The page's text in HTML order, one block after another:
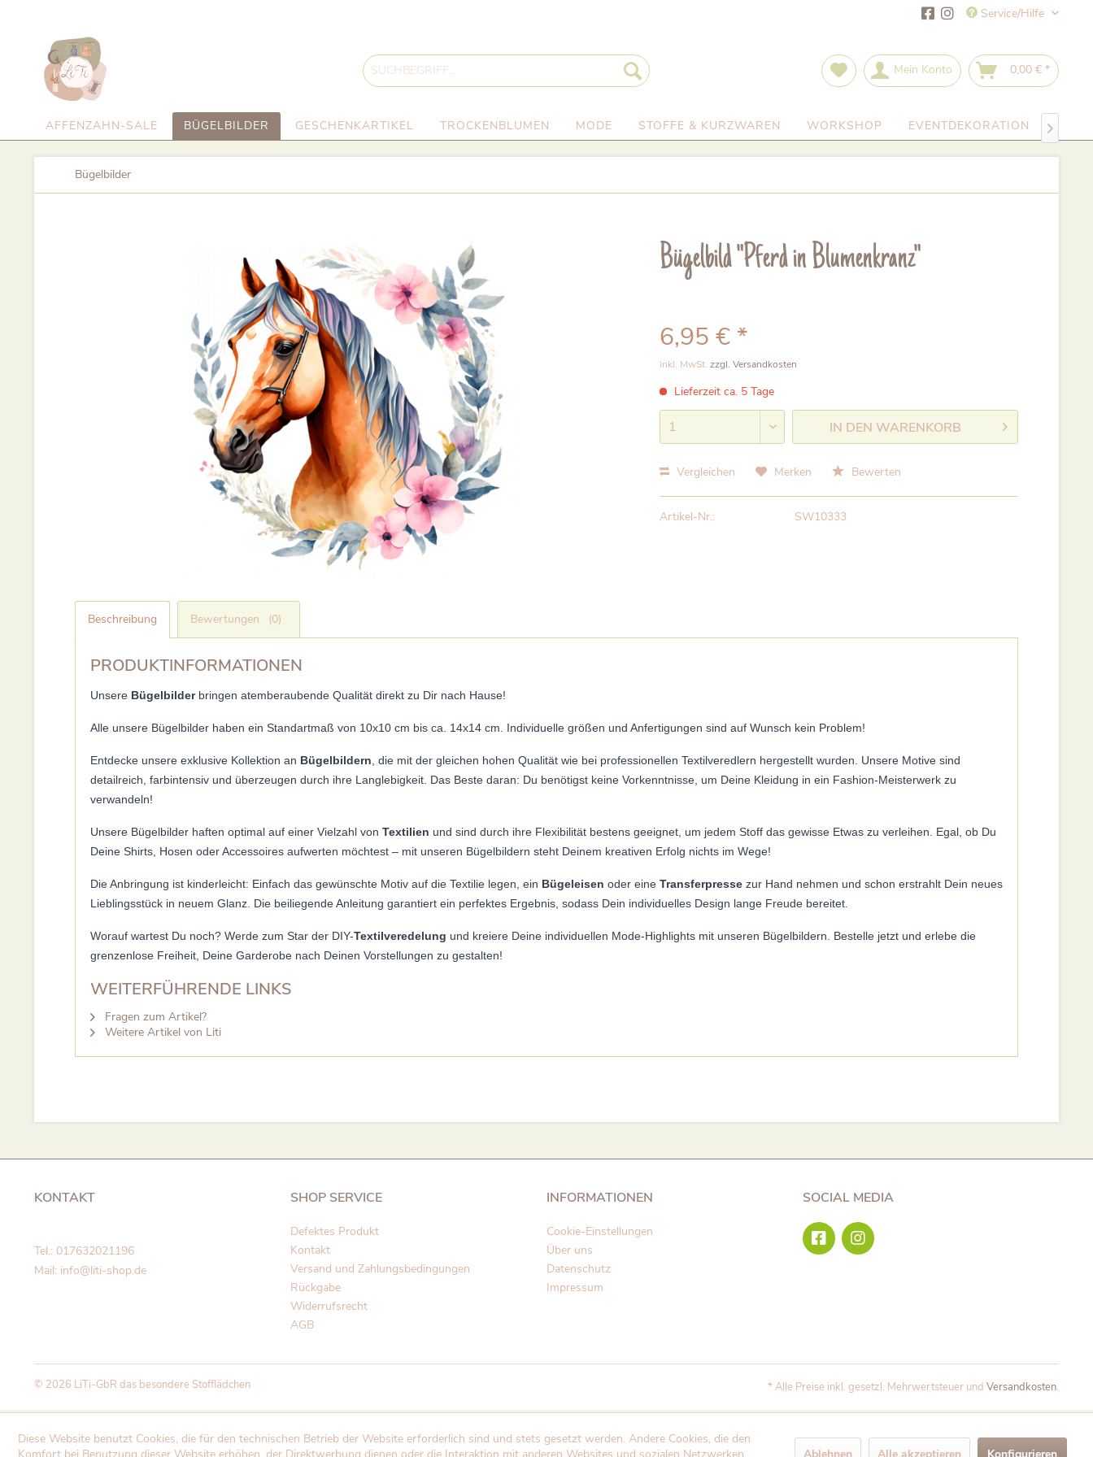
Service/Hilfe
Mein Konto 0,00 € *
AFFENZAHN-SALE BÜGELBILDER GESCHENKARTIKEL TROCKENBLUMEN MODE STOFFE & KURZWAREN WORKSHOP EVENTDEKORATION 
Bügelbilder
Bügelbild "Pferd in Blumenkranz"
6,95 € *
inkl. MwSt.zzgl. Versandkosten
Lieferzeit ca. 5 Tage
IN DEN WARENKORB
Vergleichen Merken Bewerten
Artikel-Nr.: SW10333
Beschreibung Bewertungen (0)
PRODUKTINFORMATIONEN
Unsere Bügelbilderbringen atemberaubende Qualität direkt zu Dir nach Hause!
Alle unsere Bügelbilder haben ein Standartmaß von 10x10 cm bis ca. 14x14 cm. Individuelle größen und Anfertigungen sind auf Wunsch kein Problem!
Entdecke unsere exklusive Kollektion an Bügelbildern , die mit der gleichen hohen Qualität wie bei professionellen Textilveredlern hergestellt wurden. Unsere Motive sind
detailreich, farbintensiv und überzeugen durch ihre Langlebigkeit. Das Beste daran: Du benötigst keine Vorkenntnisse, um Deine Kleidung in ein Fashion-Meisterwerk zu
verwandeln!
Unsere Bügelbilder haften optimal auf einer Vielzahl von Textilien und sind durch ihre Flexibilität bestens geeignet, um jedem Stoff das gewisse Etwas zu verleihen. Egal, ob Du
Deine Shirts, Hosen oder Accessoires aufwerten möchtest – mit unseren Bügelbildern steht Deinem kreativen Erfolg nichts im Wege!
Die Anbringung ist kinderleicht: Einfach das gewünschte Motiv auf die Textilie legen, ein Bügeleisen oder eine Transferpresse zur Hand nehmen und schon erstrahlt Dein neues
Lieblingsstück in neuem Glanz. Die beiliegende Anleitung garantiert ein perfektes Ergebnis, sodass Dein individuelles Design lange Freude bereitet.
Worauf wartest Du noch? Werde zum Star der DIY-Textilveredelung und kreiere Deine individuellen Mode-Highlights mit unseren Bügelbildern. Bestelle jetzt und erlebe die
grenzenlose Freiheit, Deine Garderobe nach Deinen Vorstellungen zu gestalten!
WEITERFÜHRENDE LINKS
Fragen zum Artikel?
Weitere Artikel von Liti
KONTAKT
Tel.: 017632021196
Mail: info@liti-shop.de
SHOP SERVICE
Defektes Produkt
Kontakt
Versand und Zahlungsbedingungen
Rückgabe
Widerrufsrecht
AGB
INFORMATIONEN
Cookie-Einstellungen
Über uns
Datenschutz
Impressum
SOCIAL MEDIA
* Alle Preise inkl. gesetzl. Mehrwertsteuer und Versandkosten.
© 2026 LiTi-GbR das besondere Stofflädchen
Diese Website benutzt Cookies, die für den technischen Betrieb der Website erforderlich sind und stets gesetzt werden. Andere Cookies, die den
Ablehnen Alle akzeptieren Konfigurieren